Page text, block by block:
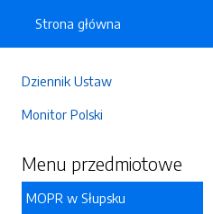
Dziennik Ustaw
Monitor Polski
Menu przedmiotowe
MOPR w Słupsku
Strona główna